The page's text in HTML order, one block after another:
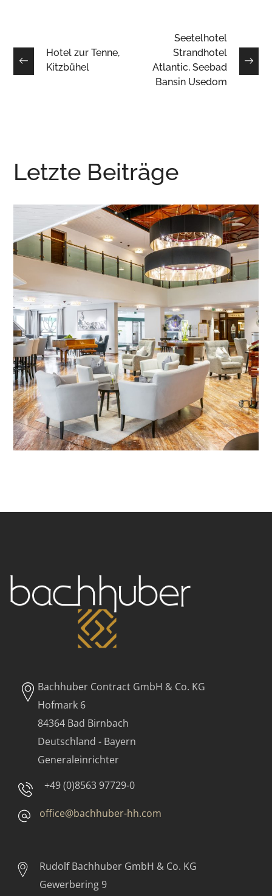
Hotel zur Tenne,
Kitzbühel
Seetelhotel
Strandhotel
Atlantic, Seebad
Bansin Usedom
Letzte Beiträge
Cesta Grand Aktivhotel &
Spa – Bad Gastein, Austria
CLASSICS
Bachhuber Contract GmbH & Co. KG
Hofmark 6
84364 Bad Birnbach
Deutschland - Bayern
Generaleinrichter
+49 (0)8563 97729-0
office@bachhuber-hh.com
Rudolf Bachhuber GmbH & Co. KG
Gewerbering 9